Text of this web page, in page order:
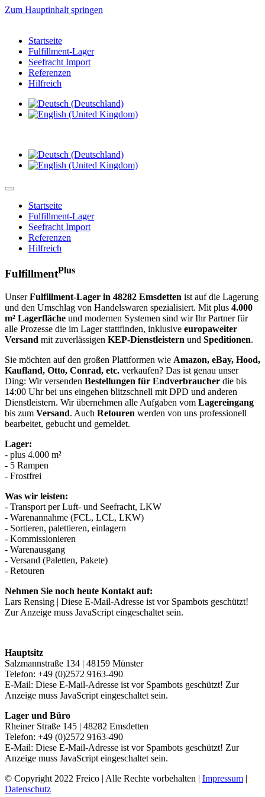
Zum Hauptinhalt springen
Startseite
Fulfillment-Lager
Seefracht Import
Referenzen
Hilfreich
Startseite
Fulfillment-Lager
Seefracht Import
Referenzen
Hilfreich
FulfillmentPlus
UnserFulfillment-Lager in 48282 Emsdetten ist auf die Lagerung
und den Umschlag von Handelswaren spezialisiert. Mit plus 4.000
m² Lagerfläche und modernen Systemen sind wir Ihr Partner für
alle Prozesse die im Lager stattfinden, inklusive europaweiter
Versand mit zuverlässigen KEP-Dienstleistern und Speditionen.
Sie möchten auf den großen Plattformen wie Amazon, eBay, Hood,
Kaufland, Otto, Conrad, etc. verkaufen? Das ist genau unser
Ding: Wir versenden Bestellungen für Endverbraucher die bis
14:00 Uhr bei uns eingehen blitzschnell mit DPD und anderen
Dienstleistern. Wir übernehmen alle Aufgaben vom Lagereingang
bis zum Versand. Auch Retouren werden von uns professionell
bearbeitet, gebucht und gemeldet.
Lager:
- plus 4.000 m²
- 5 Rampen
- Frostfrei
Was wir leisten:
- Transport per Luft- und Seefracht, LKW
- Warenannahme (FCL, LCL, LKW)
- Sortieren, palettieren, einlagern
- Kommissionieren
- Warenausgang
- Versand (Paletten, Pakete)
- Retouren
Nehmen Sie noch heute Kontakt auf:
Lars Rensing | Diese E-Mail-Adresse ist vor Spambots geschützt!
Zur Anzeige muss JavaScript eingeschaltet sein.
Hauptsitz
Salzmannstraße 134 | 48159 Münster
Telefon: +49 (0)2572 9163-490
E-Mail: Diese E-Mail-Adresse ist vor Spambots geschützt! Zur
Anzeige muss JavaScript eingeschaltet sein.
Lager und Büro
Rheiner Straße 145 | 48282 Emsdetten
Telefon: +49 (0)2572 9163-490
E-Mail: Diese E-Mail-Adresse ist vor Spambots geschützt! Zur
Anzeige muss JavaScript eingeschaltet sein.
© Copyright 2022 Freico | Alle Rechte vorbehalten | Impressum |
Datenschutz